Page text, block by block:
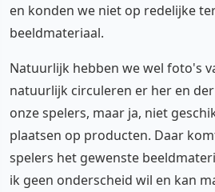
en konden we niet op redelijke
beeldmateriaal.
Natuurlijk hebben we wel foto's
natuurlijk circuleren er her en
onze spelers, maar ja, niet
plaatsen op producten. Daar
spelers het gewenste
ik geen onderscheid wil en kan